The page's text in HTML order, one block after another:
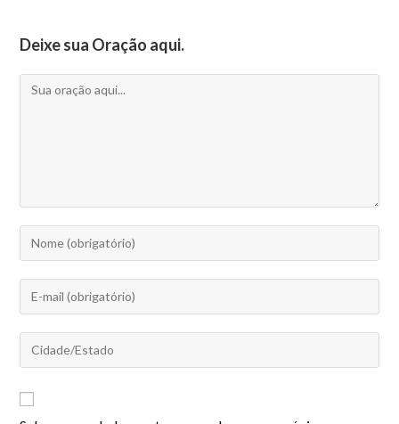
Deixe sua Oração aqui.